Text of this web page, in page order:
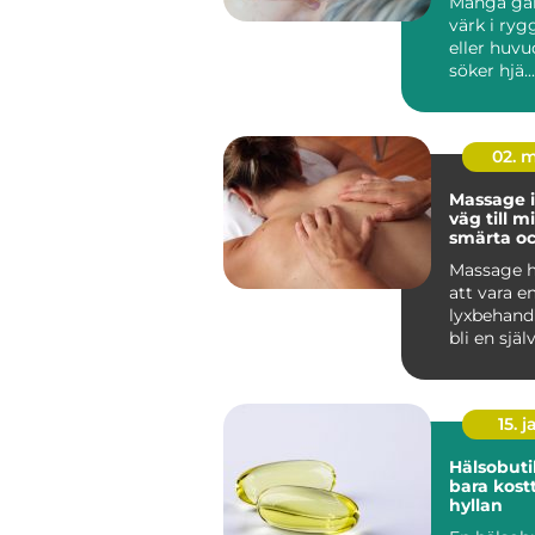
värk i
eller
söker hjä...
02.
Massage
väg till
smärta
Massage
att vara
bli en
15.
bara
hyllan